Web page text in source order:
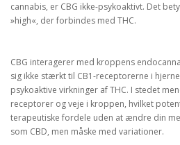
cannabis, er CBG ikke-psykoaktivt. Det
»high«, der forbindes med THC.
CBG interagerer med kroppens
sig ikke stærkt til CB1-receptorerne i
psykoaktive virkninger af THC. I stedet
receptorer og veje i kroppen, hvilket
terapeutiske fordele uden at ændre din
som CBD, men måske med variationer.